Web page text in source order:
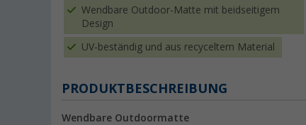
Wendbare Outdoor-Matte mit beidseitigem
Design
UV-beständig und aus recyceltem Material
PRODUKTBESCHREIBUNG
Wendbare Outdoormatte